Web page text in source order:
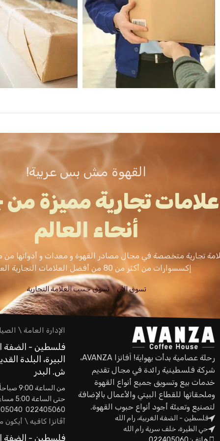
القهوة مش بس عربية!
علامات تجارية مميزة
أنحاء العالم
تجارية متخصصة في مجال مصادر القهوة و معدات و أدواتها من
إكسسوارات من أكثر من 80 من أفضل العلامات التجارية العالمية.
تسوق الاَن تسوق حسب العلامة التجارية
رحلة عصامية بدأت بهواية! اَفانزا AVANZA،
شركة فلسطينية رائدة في مجال تقديم
خدمات بيع وتسويق جميع أنواع القهوة
وملحقاتها للقطاع البيتي والأعمال بالإضافة
لتصنيع وتعبئة أجود أنواع حبوب القهوة.
فلسطين - الضفة الغربية، رام الله
حي الطيرة، خلف سرية رام الله
الإدارة العامة \
فلسطين - الضفة
البيرة، البلدة
ش. البدر
من الساعة 9:00 صباحاً
حتى الساعة 5:00 مساءاً
022405060 0593605040
آڤانزا كافيه \ أيكون
فلسطين - الضفة